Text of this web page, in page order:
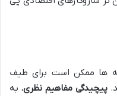
ها ممکن است برای طیف
پیچیدگی مفاهیم نظری، به